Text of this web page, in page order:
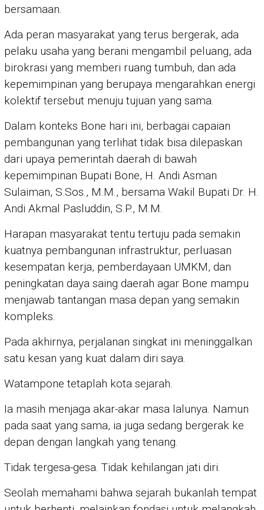
bersamaan.
Ada peran masyarakat yang terus bergerak, ada
pelaku usaha yang berani mengambil peluang, ada
birokrasi yang memberi ruang tumbuh, dan ada
kepemimpinan yang berupaya mengarahkan energi
kolektif tersebut menuju tujuan yang sama.
Dalam konteks Bone hari ini, berbagai capaian
pembangunan yang terlihat tidak bisa dilepaskan
dari upaya pemerintah daerah di bawah
kepemimpinan Bupati Bone, H. Andi Asman
Sulaiman, S.Sos., M.M., bersama Wakil Bupati Dr. H.
Andi Akmal Pasluddin, S.P., M.M.
Harapan masyarakat tentu tertuju pada semakin
kuatnya pembangunan infrastruktur, perluasan
kesempatan kerja, pemberdayaan UMKM, dan
peningkatan daya saing daerah agar Bone mampu
menjawab tantangan masa depan yang semakin
kompleks.
Pada akhirnya, perjalanan singkat ini meninggalkan
satu kesan yang kuat dalam diri saya.
Watampone tetaplah kota sejarah.
Ia masih menjaga akar-akar masa lalunya. Namun
pada saat yang sama, ia juga sedang bergerak ke
depan dengan langkah yang tenang.
Tidak tergesa-gesa. Tidak kehilangan jati diri.
Seolah memahami bahwa sejarah bukanlah tempat